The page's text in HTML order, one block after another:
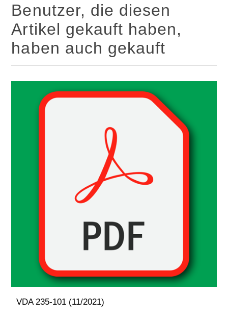
Benutzer, die diesen
Artikel gekauft haben,
haben auch gekauft
VDA 235-101 (11/2021)